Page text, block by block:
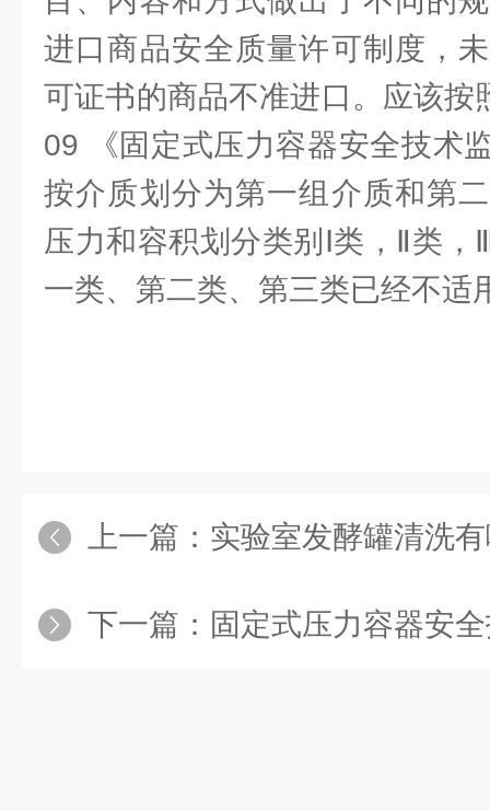
进口商品安全质量许可制度，
可证书的商品不准进口。应该按
09 《固定式压力容器安全技术
按介质划分为第一组介质和第
压力和容积划分类别Ⅰ类，Ⅱ类
一类、第二类、第三类已经不适
上一篇： 实验室发酵罐清洗有哪
下一篇： 固定式压力容器安全